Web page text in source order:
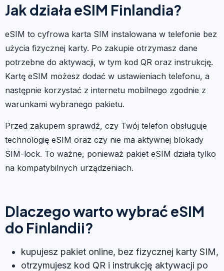
Jak działa eSIM Finlandia?
eSIM to cyfrowa karta SIM instalowana w telefonie bez
użycia fizycznej karty. Po zakupie otrzymasz dane
potrzebne do aktywacji, w tym kod QR oraz instrukcję.
Kartę eSIM możesz dodać w ustawieniach telefonu, a
następnie korzystać z internetu mobilnego zgodnie z
warunkami wybranego pakietu.
Przed zakupem sprawdź, czy Twój telefon obsługuje
technologię eSIM oraz czy nie ma aktywnej blokady
SIM-lock. To ważne, ponieważ pakiet eSIM działa tylko
na kompatybilnych urządzeniach.
Dlaczego warto wybrać eSIM
do Finlandii?
kupujesz pakiet online, bez fizycznej karty SIM,
otrzymujesz kod QR i instrukcję aktywacji po